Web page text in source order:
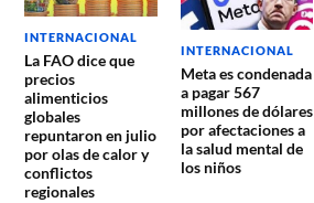
INTERNACIONAL
La FAO dice que
precios
alimenticios
globales
repuntaron en julio
por olas de calor y
conflictos
regionales
INTERNACIONAL
Meta es condenada
a pagar 567
millones de dólares
por afectaciones a
la salud mental de
los niños